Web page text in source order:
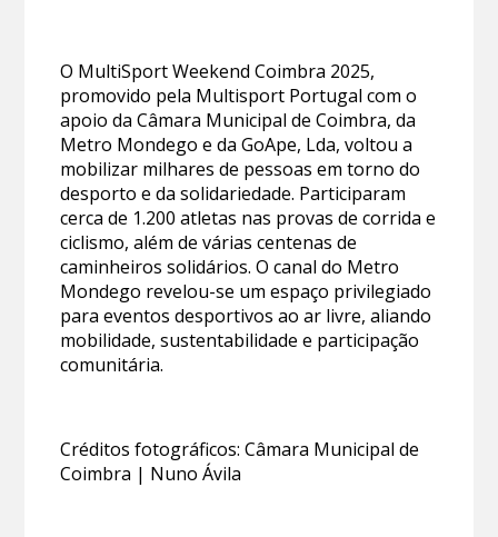
O MultiSport Weekend Coimbra 2025,
promovido pela Multisport Portugal com o
apoio da Câmara Municipal de Coimbra, da
Metro Mondego e da GoApe, Lda, voltou a
mobilizar milhares de pessoas em torno do
desporto e da solidariedade. Participaram
cerca de 1.200 atletas nas provas de corrida e
ciclismo, além de várias centenas de
caminheiros solidários. O canal do Metro
Mondego revelou-se um espaço privilegiado
para eventos desportivos ao ar livre, aliando
mobilidade, sustentabilidade e participação
comunitária.
Créditos fotográficos: Câmara Municipal de
Coimbra | Nuno Ávila